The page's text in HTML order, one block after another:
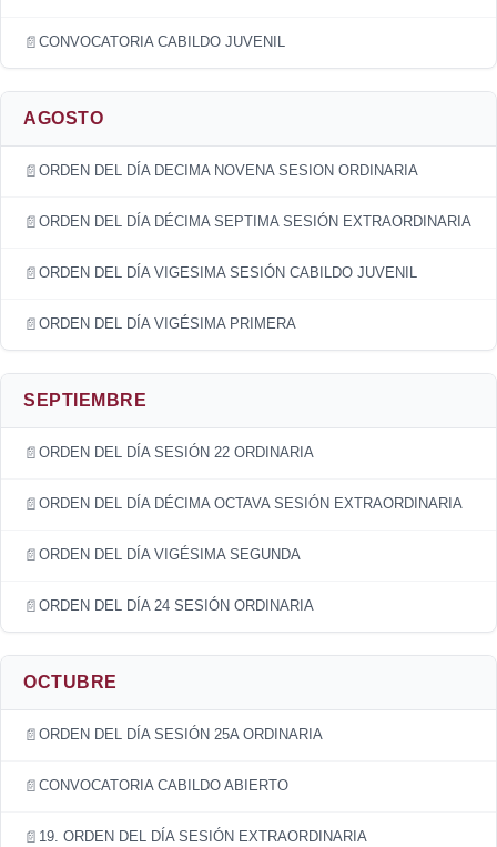
CONVOCATORIA CABILDO JUVENIL
AGOSTO
ORDEN DEL DÍA DECIMA NOVENA SESION ORDINARIA
ORDEN DEL DÍA DÉCIMA SEPTIMA SESIÓN EXTRAORDINARIA
ORDEN DEL DÍA VIGESIMA SESIÓN CABILDO JUVENIL
ORDEN DEL DÍA VIGÉSIMA PRIMERA
SEPTIEMBRE
ORDEN DEL DÍA SESIÓN 22 ORDINARIA
ORDEN DEL DÍA DÉCIMA OCTAVA SESIÓN EXTRAORDINARIA
ORDEN DEL DÍA VIGÉSIMA SEGUNDA
ORDEN DEL DÍA 24 SESIÓN ORDINARIA
OCTUBRE
ORDEN DEL DÍA SESIÓN 25A ORDINARIA
CONVOCATORIA CABILDO ABIERTO
19. ORDEN DEL DÍA SESIÓN EXTRAORDINARIA